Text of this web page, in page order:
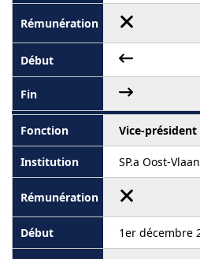
Vice-président
SP.a Oost-
1er décembre